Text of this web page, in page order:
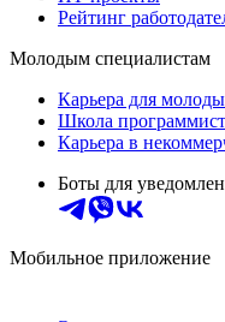
Рейтинг
Молодым специалистам
Карьера для
Школа
Карьера в
Боты для
Мобильное приложение